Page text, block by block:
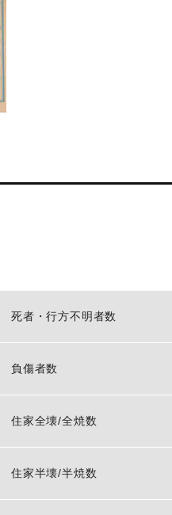
死者・行方不明者数
負傷者数
住家全壊/全焼数
住家半壊/半焼数